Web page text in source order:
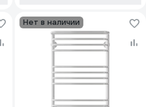
Нет в наличии